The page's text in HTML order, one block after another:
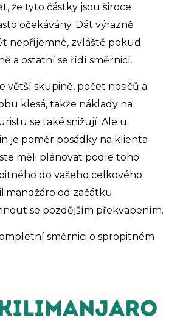
že tyto částky jsou široce
očekávány. Dát výrazně
nepříjemné, zvláště pokud
a ostatní se řídí směrnicí.
větší skupině, počet nosičů a
klesá, takže náklady na
se také snižují. Ale u
je poměr posádky na klienta
měli plánovat podle toho.
do vašeho celkového
od začátku
se pozdějším překvapením.
směrnici o spropitném